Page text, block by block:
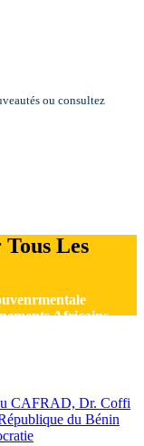
ou consultez
Les
Africains
CAFRAD, Dr. Coffi
du Bénin